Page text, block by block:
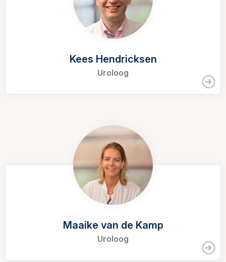
Kees Hendricksen
Uroloog
Maaike van de Kamp
Uroloog